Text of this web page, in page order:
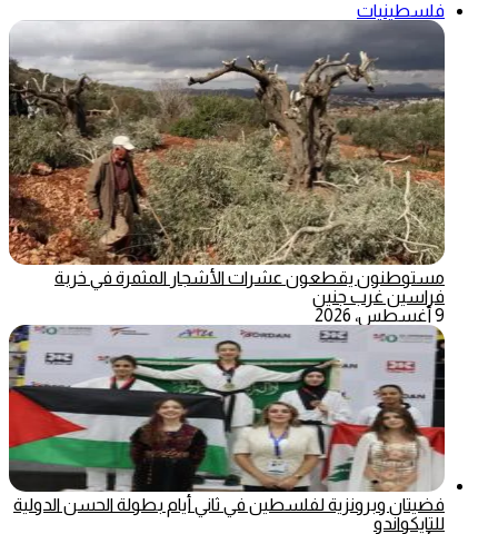
فلسطينيات
مستوطنون يقطعون عشرات الأشجار المثمرة في خربة
فراسين غرب جنين
9 أغسطس، 2026
فضيتان وبرونزية لفلسطين في ثاني أيام بطولة الحسن الدولية
للتايكواندو